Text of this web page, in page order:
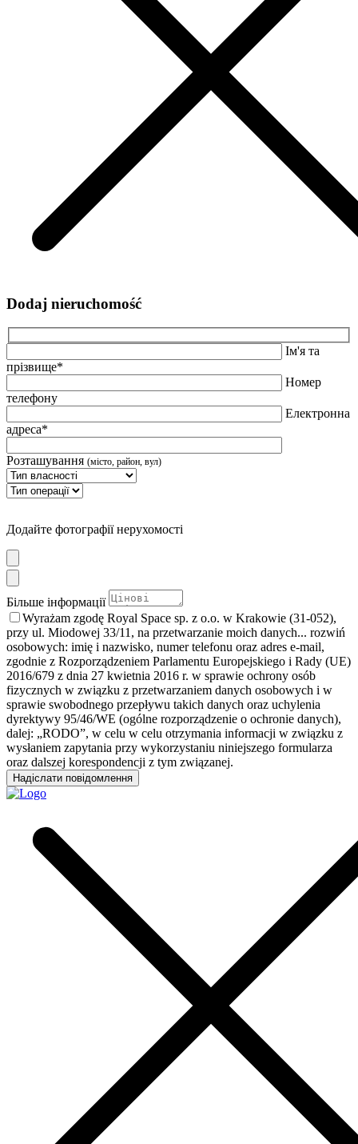
Dodaj nieruchomość
Ім'я та
прізвище*
Номер
телефону
Електронна
адреса*
Розташування (місто, район, вул)
Додайте фотографії нерухомості
Більше інформації
Wyrażam zgodę Royal Space sp. z o.o. w Krakowie (31-052),
przy ul. Miodowej 33/11, na przetwarzanie moich danych... rozwiń
osobowych: imię i nazwisko, numer telefonu oraz adres e-mail,
zgodnie z Rozporządzeniem Parlamentu Europejskiego i Rady (UE)
2016/679 z dnia 27 kwietnia 2016 r. w sprawie ochrony osób
fizycznych w związku z przetwarzaniem danych osobowych i w
sprawie swobodnego przepływu takich danych oraz uchylenia
dyrektywy 95/46/WE (ogólne rozporządzenie o ochronie danych),
dalej: „RODO”, w celu w celu otrzymania informacji w związku z
wysłaniem zapytania przy wykorzystaniu niniejszego formularza
oraz dalszej korespondencji z tym związanej.